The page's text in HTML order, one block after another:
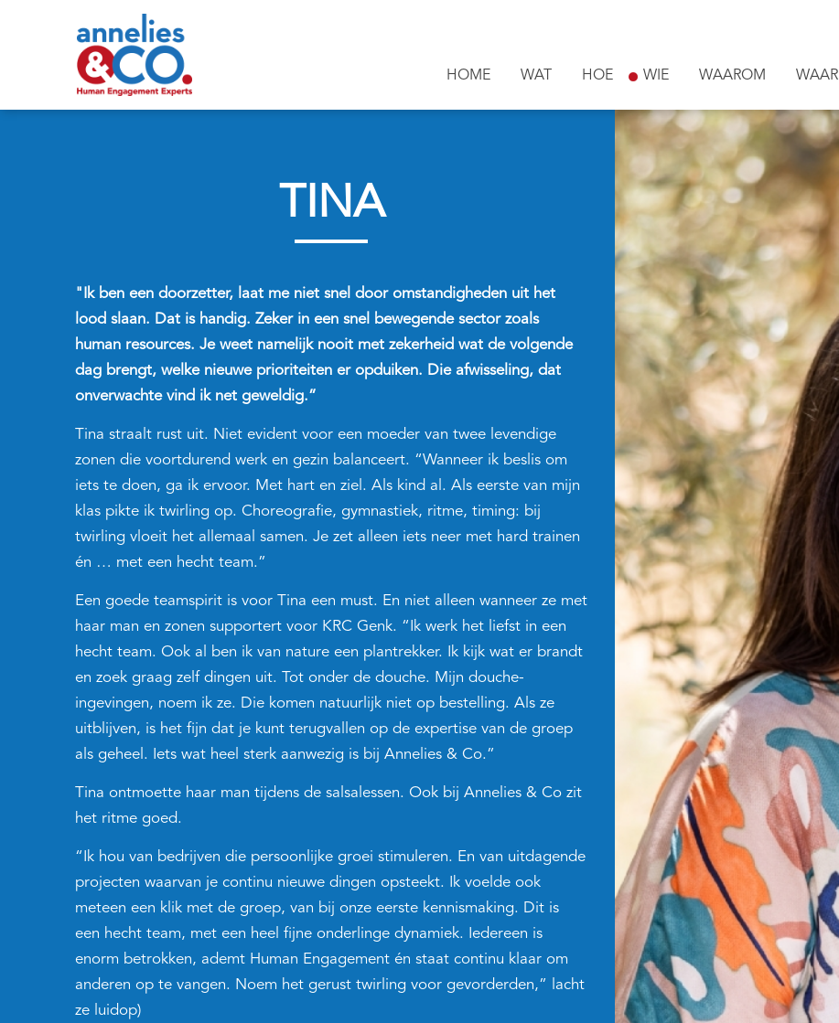
HOME WAT HOE WIE WAAROM WAAR
TINA
"Ik ben een doorzetter, laat me niet snel door omstandigheden uit het
lood slaan. Dat is handig. Zeker in een snel bewegende sector zoals
human resources. Je weet namelijk nooit met zekerheid wat de volgende
dag brengt, welke nieuwe prioriteiten er opduiken. Die afwisseling, dat
onverwachte vind ik net geweldig.”
Tina straalt rust uit. Niet evident voor een moeder van twee levendige
zonen die voortdurend werk en gezin balanceert. “Wanneer ik beslis om
iets te doen, ga ik ervoor. Met hart en ziel. Als kind al. Als eerste van mijn
klas pikte ik twirling op. Choreografie, gymnastiek, ritme, timing: bij
twirling vloeit het allemaal samen. Je zet alleen iets neer met hard trainen
én … met een hecht team.”
Een goede teamspirit is voor Tina een must. En niet alleen wanneer ze met
haar man en zonen supportert voor KRC Genk. “Ik werk het liefst in een
hecht team. Ook al ben ik van nature een plantrekker. Ik kijk wat er brandt
en zoek graag zelf dingen uit. Tot onder de douche. Mijn douche-
ingevingen, noem ik ze. Die komen natuurlijk niet op bestelling. Als ze
uitblijven, is het fijn dat je kunt terugvallen op de expertise van de groep
als geheel. Iets wat heel sterk aanwezig is bij Annelies & Co.”
Tina ontmoette haar man tijdens de salsalessen. Ook bij Annelies & Co zit
het ritme goed.
“Ik hou van bedrijven die persoonlijke groei stimuleren. En van uitdagende
projecten waarvan je continu nieuwe dingen opsteekt. Ik voelde ook
meteen een klik met de groep, van bij onze eerste kennismaking. Dit is
een hecht team, met een heel fijne onderlinge dynamiek. Iedereen is
enorm betrokken, ademt Human Engagement én staat continu klaar om
anderen op te vangen. Noem het gerust twirling voor gevorderden,” lacht
ze luidop)